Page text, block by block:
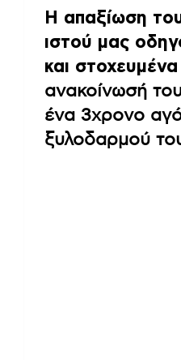
Η απαξίωση
ιστού μας
και
ανακοίνωσή
ένα 3χρονο
ξυλοδαρμού